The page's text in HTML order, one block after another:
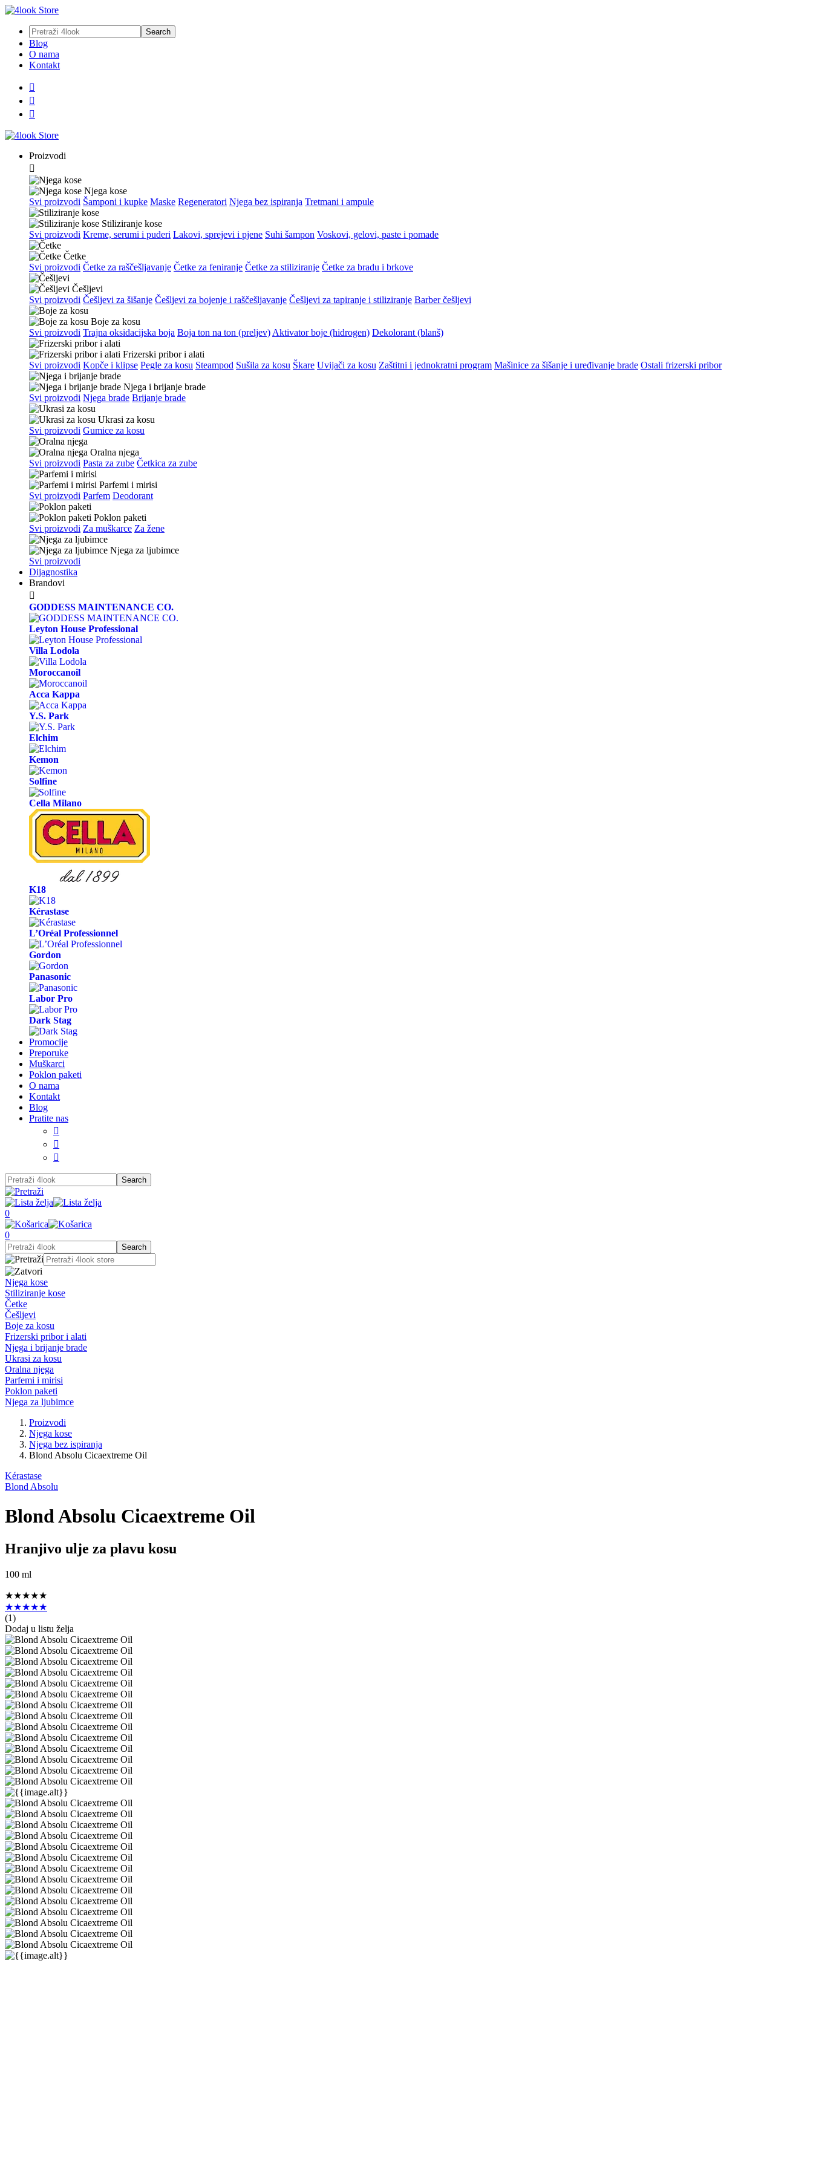
Blog
O nama
Kontakt



Proizvodi

Njega kose
Svi proizvodi Šamponi i kupke Maske Regeneratori Njega bez ispiranja Tretmani i ampule
Stiliziranje kose
Svi proizvodi Kreme, serumi i puderi Lakovi, sprejevi i pjene Suhi šampon Voskovi, gelovi, paste i pomade
Četke
Svi proizvodi Četke za raščešljavanje Četke za feniranje Četke za stiliziranje Četke za bradu i brkove
Češljevi
Svi proizvodi Češljevi za šišanje Češljevi za bojenje i raščešljavanje Češljevi za tapiranje i stiliziranje Barber češljevi
Boje za kosu
Svi proizvodi Trajna oksidacijska boja Boja ton na ton (preljev) Aktivator boje (hidrogen) Dekolorant (blanš)
Frizerski pribor i alati
Svi proizvodi Kopče i klipse Pegle za kosu Steampod Sušila za kosu Škare Uvijači za kosu Zaštitni i jednokratni program Mašinice za šišanje i uređivanje brade Ostali frizerski pribor
Njega i brijanje brade
Svi proizvodi Njega brade Brijanje brade
Ukrasi za kosu
Svi proizvodi Gumice za kosu
Oralna njega
Svi proizvodi Pasta za zube Četkica za zube
Parfemi i mirisi
Svi proizvodi Parfem Deodorant
Poklon paketi
Svi proizvodi Za muškarce Za žene
Njega za ljubimce
Svi proizvodi
Dijagnostika
Brandovi

GODDESS MAINTENANCE CO.
Leyton House Professional
Villa Lodola
Moroccanoil
Acca Kappa
Y.S. Park
Elchim
Kemon
Solfine
Cella Milano
K18
Kérastase
L’Oréal Professionnel
Gordon
Panasonic
Labor Pro
Dark Stag
Promocije
Preporuke
Muškarci
Poklon paketi
O nama
Kontakt
Blog
Pratite nas



0
0
Njega kose
Stiliziranje kose
Četke
Češljevi
Boje za kosu
Frizerski pribor i alati
Njega i brijanje brade
Ukrasi za kosu
Oralna njega
Parfemi i mirisi
Poklon paketi
Njega za ljubimce
Proizvodi
Njega kose
Njega bez ispiranja
Blond Absolu Cicaextreme Oil
Kérastase
Blond Absolu
Blond Absolu Cicaextreme Oil
Hranjivo ulje za plavu kosu
100 ml
★★★★★
★★★★★
(1)
Dodaj u listu želja